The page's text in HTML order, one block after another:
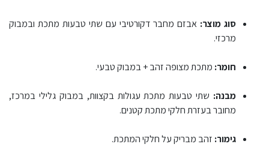
סוג מוצר: אבזם מחבר דקורטיבי עם שתי טבעות מתכת ובמבוק
מרכזי.
חומר: מתכת מצופה זהב + במבוק טבעי.
מבנה: שתי טבעות מתכת עגולות בקצוות, במבוק גלילי במרכז,
מחובר בעזרת חלקי מתכת קטנים.
גימור: זהב מבריק על חלקי המתכת.